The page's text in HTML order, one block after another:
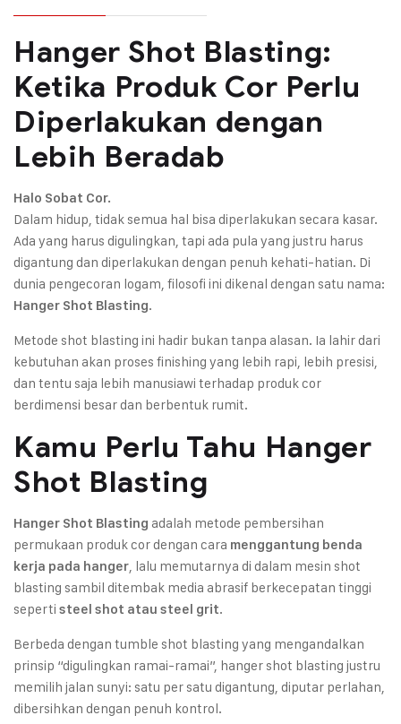
Hanger Shot Blasting:
Ketika Produk Cor Perlu
Diperlakukan dengan
Lebih Beradab
Halo Sobat Cor.
Dalam hidup, tidak semua hal bisa diperlakukan secara kasar.
Ada yang harus digulingkan, tapi ada pula yang justru harus
digantung dan diperlakukan dengan penuh kehati-hatian. Di
dunia pengecoran logam, filosofi ini dikenal dengan satu nama:
Hanger Shot Blasting.
Metode shot blasting ini hadir bukan tanpa alasan. Ia lahir dari
kebutuhan akan proses finishing yang lebih rapi, lebih presisi,
dan tentu saja lebih manusiawi terhadap produk cor
berdimensi besar dan berbentuk rumit.
Kamu Perlu Tahu Hanger
Shot Blasting
Hanger Shot Blasting adalah metode pembersihan
permukaan produk cor dengan cara menggantung benda
kerja pada hanger , lalu memutarnya di dalam mesin shot
blasting sambil ditembak media abrasif berkecepatan tinggi
seperti steel shot atau steel grit.
Berbeda dengan tumble shot blasting yang mengandalkan
prinsip “digulingkan ramai-ramai”, hanger shot blasting justru
memilih jalan sunyi: satu per satu digantung, diputar perlahan,
dibersihkan dengan penuh kontrol.